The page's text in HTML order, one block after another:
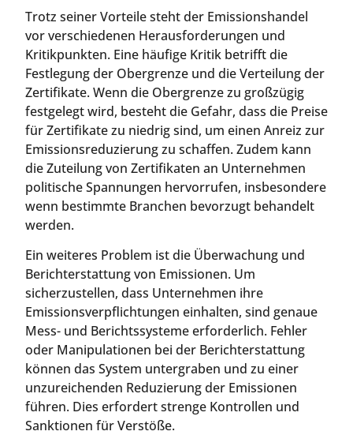
Trotz seiner Vorteile steht der Emissionshandel
vor verschiedenen Herausforderungen und
Kritikpunkten. Eine häufige Kritik betrifft die
Festlegung der Obergrenze und die Verteilung der
Zertifikate. Wenn die Obergrenze zu großzügig
festgelegt wird, besteht die Gefahr, dass die Preise
für Zertifikate zu niedrig sind, um einen Anreiz zur
Emissionsreduzierung zu schaffen. Zudem kann
die Zuteilung von Zertifikaten an Unternehmen
politische Spannungen hervorrufen, insbesondere
wenn bestimmte Branchen bevorzugt behandelt
werden.
Ein weiteres Problem ist die Überwachung und
Berichterstattung von Emissionen. Um
sicherzustellen, dass Unternehmen ihre
Emissionsverpflichtungen einhalten, sind genaue
Mess- und Berichtssysteme erforderlich. Fehler
oder Manipulationen bei der Berichterstattung
können das System untergraben und zu einer
unzureichenden Reduzierung der Emissionen
führen. Dies erfordert strenge Kontrollen und
Sanktionen für Verstöße.